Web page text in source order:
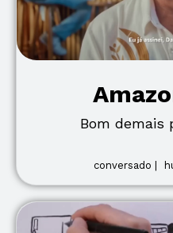
Bom demais
conversado |